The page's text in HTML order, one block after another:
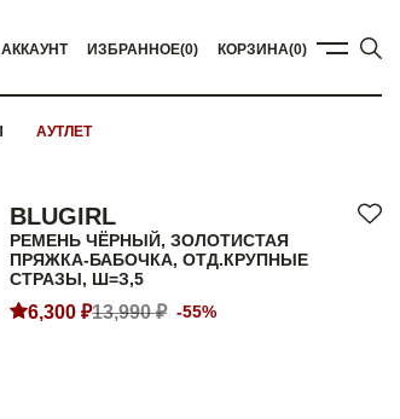
АККАУНТ ИЗБРАННОЕ(0) КОРЗИНА(0)
АУТЛЕТ
BLUGIRL
РЕМЕНЬ ЧЁРНЫЙ, ЗОЛОТИСТАЯ
ПРЯЖКА-БАБОЧКА, ОТД.КРУПНЫЕ
СТРАЗЫ, Ш=З,5
6,300 ₽13,990 ₽ -55%